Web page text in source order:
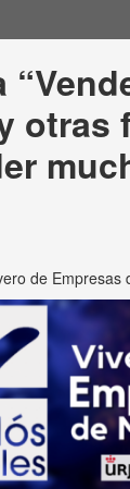
otras
de Empresas